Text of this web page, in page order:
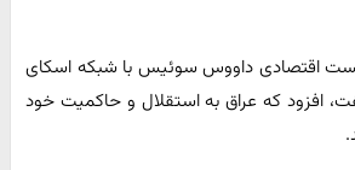
اقتصادی داووس سوئیس با شبکه اسکای
افزود که عراق به استقلال و حاکمیت خود